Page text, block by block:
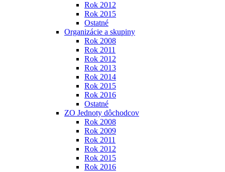
Rok 2012
Rok 2015
Ostatné
Organizácie a skupiny
Rok 2008
Rok 2011
Rok 2012
Rok 2013
Rok 2014
Rok 2015
Rok 2016
Ostatné
ZO Jednoty dôchodcov
Rok 2008
Rok 2009
Rok 2011
Rok 2012
Rok 2015
Rok 2016